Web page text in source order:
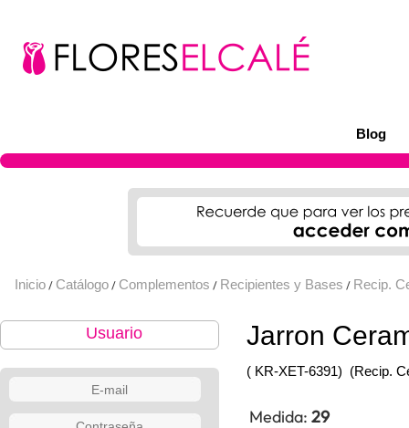
Blog
Inicio / Catálogo / Complementos / Recipientes y Bases / Recip.
Usuario Jarron
( KR-XET-6391) (Recip.
Medida: 29